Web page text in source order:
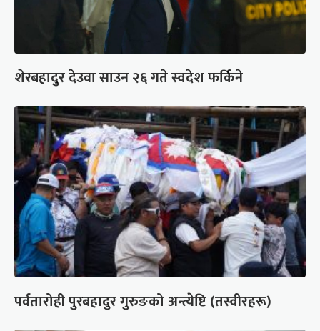
शेरबहादुर देउवा साउन २६ गते स्वदेश फर्किने
पर्वतारोही पुरबहादुर गुरुङको अन्त्येष्टि (तस्वीरहरू)